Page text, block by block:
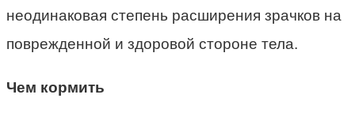
неодинаковая степень расширения зрачков на
поврежденной и здоровой стороне тела.
Чем кормить